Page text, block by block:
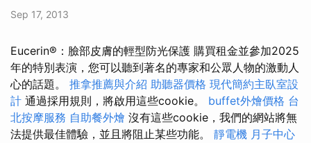
Sep 17, 2013
Eucerin®：臉部皮膚的輕型防光保護 購買租金並參加2025
年的特別表演，您可以聽到著名的專家和公眾人物的激動人
心的話題。 推拿推薦與介紹 助聽器價格 現代簡約主臥室設
計 通過採用規則，將啟用這些cookie。 buffet外燴價格 台
北按摩服務 自助餐外燴 沒有這些cookie，我們的網站將無
法提供最佳體驗，並且將阻止某些功能。 靜電機 月子中心